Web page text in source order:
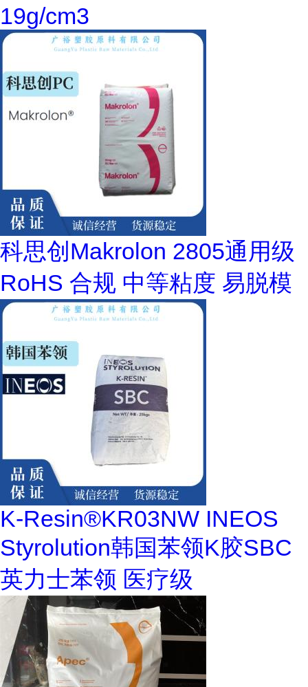
19g/cm3
科思创Makrolon 2805通用级
RoHS 合规 中等粘度 易脱模
K-Resin®KR03NW INEOS
Styrolution韩国苯领K胶SBC
英力士苯领 医疗级